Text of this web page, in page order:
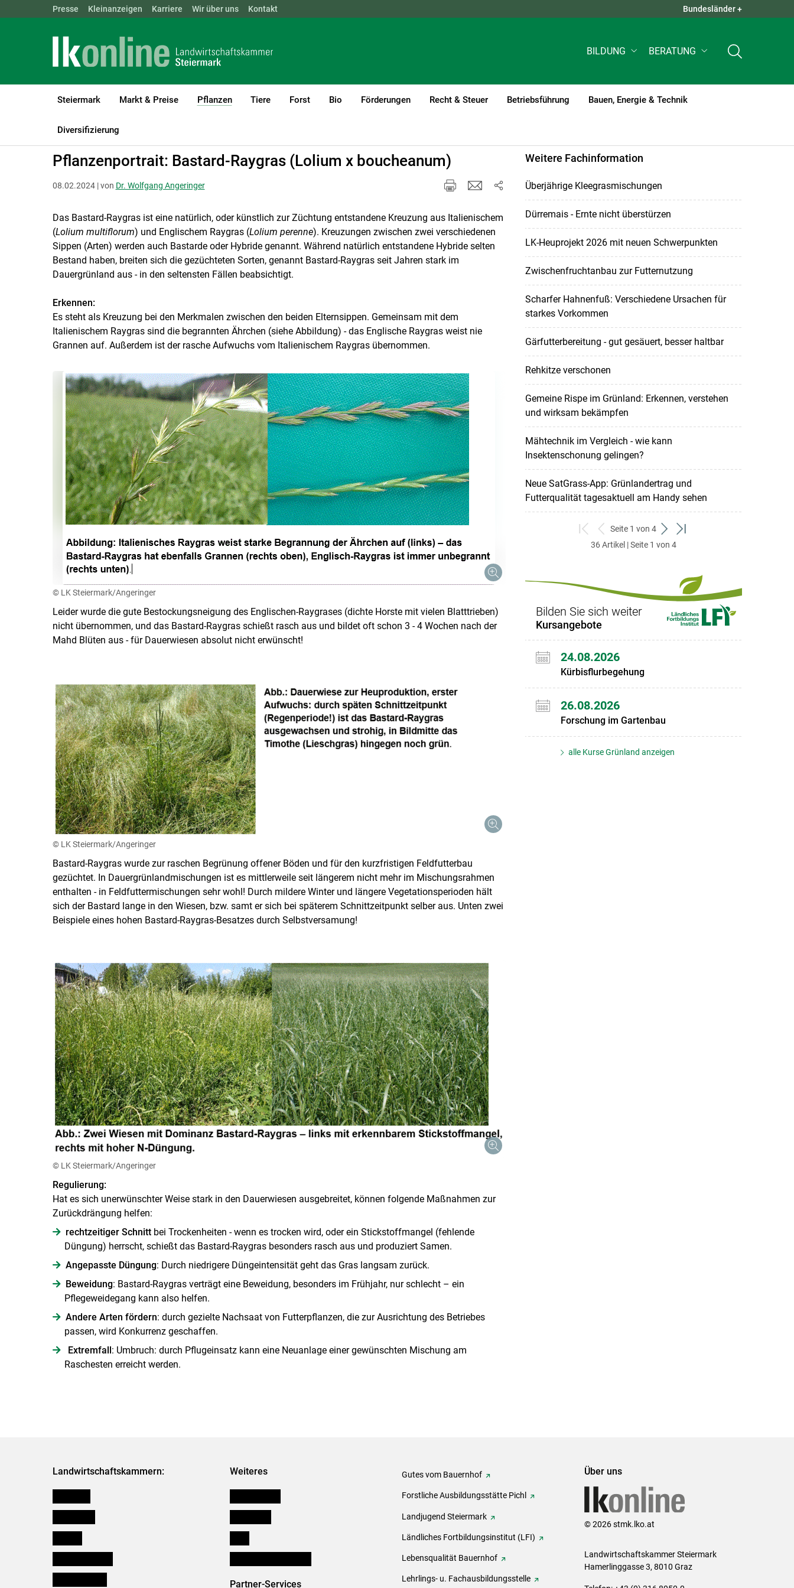
Skip to main content
Landwirtschaftskammern: ÖSTERREICH BGLD KTN NÖ QUICK LINKS +
Presse Kleinanzeigen Karriere Wir über uns Kontakt Bundesländer +
BILDUNG BERATUNG
Steiermark Markt & Preise Pflanzen
(current)1
Tiere Forst Bio Förderungen Recht & Steuer Betriebsführung Bauen, Energie & Technik
Diversifizierung
LK Steiermark Pflanzen
Pflanzenportrait: Bastard-Raygras (Lolium x boucheanum)
08.02.2024 | von Dr. Wolfgang Angeringer
Das Bastard-Raygras ist eine natürlich, oder künstlich zur Züchtung entstandene Kreuzung aus Italienischem
(Lolium multiflorum) und Englischem Raygras (Lolium perenne). Kreuzungen zwischen zwei verschiedenen
Sippen (Arten) werden auch Bastarde oder Hybride genannt. Während natürlich entstandene Hybride selten
Bestand haben, breiten sich die gezüchteten Sorten, genannt Bastard-Raygras seit Jahren stark im
Dauergrünland aus - in den seltensten Fällen beabsichtigt.
Erkennen:
Es steht als Kreuzung bei den Merkmalen zwischen den beiden Elternsippen. Gemeinsam mit dem
Italienischem Raygras sind die begrannten Ährchen (siehe Abbildung) - das Englische Raygras weist nie
Grannen auf. Außerdem ist der rasche Aufwuchs vom Italienischem Raygras übernommen.
© LK Steiermark/Angeringer
Leider wurde die gute Bestockungsneigung des Englischen-Raygrases (dichte Horste mit vielen Blatttrieben)
nicht übernommen, und das Bastard-Raygras schießt rasch aus und bildet oft schon 3 - 4 Wochen nach der
Mahd Blüten aus - für Dauerwiesen absolut nicht erwünscht!
© LK Steiermark/Angeringer
Bastard-Raygras wurde zur raschen Begrünung offener Böden und für den kurzfristigen Feldfutterbau
gezüchtet. In Dauergrünlandmischungen ist es mittlerweile seit längerem nicht mehr im Mischungsrahmen
enthalten - in Feldfuttermischungen sehr wohl! Durch mildere Winter und längere Vegetationsperioden hält
sich der Bastard lange in den Wiesen, bzw. samt er sich bei späterem Schnittzeitpunkt selber aus. Unten zwei
Beispiele eines hohen Bastard-Raygras-Besatzes durch Selbstversamung!
© LK Steiermark/Angeringer
Regulierung:
Hat es sich unerwünschter Weise stark in den Dauerwiesen ausgebreitet, können folgende Maßnahmen zur
Zurückdrängung helfen:
rechtzeitiger Schnitt bei Trockenheiten - wenn es trocken wird, oder ein Stickstoffmangel (fehlende
Düngung) herrscht, schießt das Bastard-Raygras besonders rasch aus und produziert Samen.
Angepasste Düngung: Durch niedrigere Düngeintensität geht das Gras langsam zurück.
Beweidung: Bastard-Raygras verträgt eine Beweidung, besonders im Frühjahr, nur schlecht – ein
Pflegeweidegang kann also helfen.
Andere Arten fördern: durch gezielte Nachsaat von Futterpflanzen, die zur Ausrichtung des Betriebes
passen, wird Konkurrenz geschaffen.
Extremfall: Umbruch: durch Pflugeinsatz kann eine Neuanlage einer gewünschten Mischung am
Raschesten erreicht werden.
Weitere Fachinformation
Überjährige Kleegrasmischungen
Dürremais - Ernte nicht überstürzen
LK-Heuprojekt 2026 mit neuen Schwerpunkten
Zwischenfruchtanbau zur Futternutzung
Scharfer Hahnenfuß: Verschiedene Ursachen für
starkes Vorkommen
Gärfutterbereitung - gut gesäuert, besser haltbar
Rehkitze verschonen
Gemeine Rispe im Grünland: Erkennen, verstehen
und wirksam bekämpfen
Mähtechnik im Vergleich - wie kann
Insektenschonung gelingen?
Neue SatGrass-App: Grünlandertrag und
Futterqualität tagesaktuell am Handy sehen
zum
ersten
zurück
zum
Seite 1 von 4
weiter
zum
zum
36 Artikel | Seite 1 von 4
Bilden Sie sich weiter
Kursangebote
24.08.2026
Kürbisflurbegehung
26.08.2026
Forschung im Gartenbau
alle Kurse Grünland anzeigen
Landwirtschaftskammern: Weiteres
Partner-Services
Gutes vom Bauernhof
Forstliche Ausbildungsstätte Pichl
Landjugend Steiermark
Ländliches Fortbildungsinstitut (LFI)
Lebensqualität Bauernhof
Lehrlings- u. Fachausbildungsstelle
Über uns
© 2026 stmk.lko.at
Landwirtschaftskammer Steiermark
Hamerlinggasse 3, 8010 Graz